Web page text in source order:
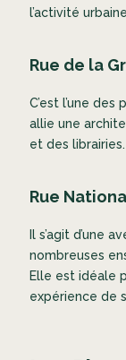
l’activité
Rue de la
C’est l’une
allie une
et des librairies.
Rue
Il s’agit d’une
nombreuses
Elle est idéale
expérience de